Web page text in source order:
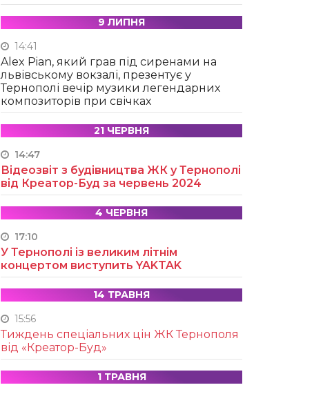
9 ЛИПНЯ
14:41
Alex Pian, який грав під сиренами на
львівському вокзалі, презентує у
Тернополі вечір музики легендарних
композиторів при свічках
21 ЧЕРВНЯ
14:47
Відеозвіт з будівництва ЖК у Тернополі
від Креатор-Буд за червень 2024
4 ЧЕРВНЯ
17:10
У Тернополі із великим літнім
концертом виступить YAKTAK
14 ТРАВНЯ
15:56
Тиждень спеціальних цін ЖК Тернополя
від «Креатор-Буд»
1 ТРАВНЯ